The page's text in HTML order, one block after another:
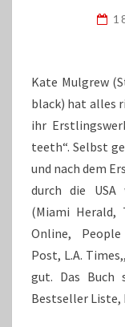
Kate Mulgrew
black) hat alles
ihr
teeth“. Selbst
und nach dem
durch die
(Miami Herald,
Online, People
Post, L.A.
gut. Das Buch
Bestseller